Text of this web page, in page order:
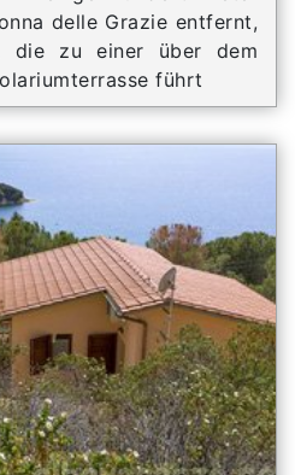
delle Grazie entfernt,
die zu einer über dem
führt